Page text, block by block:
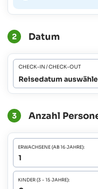
2 Datum
CHECK-IN / CHECK-OUT
Reisedatum
3 Anzahl
ERWACHSENE (AB 16 JAHRE):
KINDER (3 - 15 JAHRE):